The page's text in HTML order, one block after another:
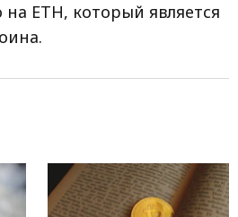
ETH, который является